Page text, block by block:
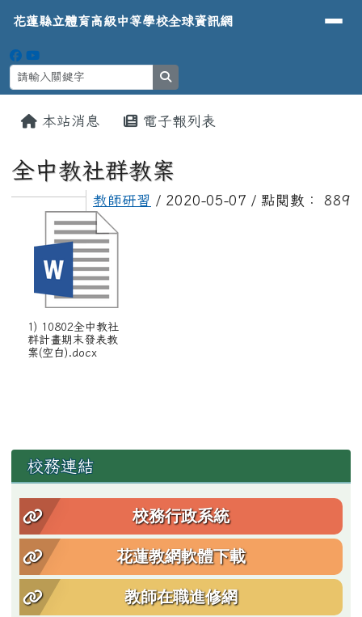
花蓮縣立體育高級中等學校全球資
導覽列
花蓮縣立體育高級中等學校全球資訊網
本站消息 電子報列表
全中教社群教案
教師研習 / 2020-05-07 / 點閱數： 889
1) 10802全中教社
群計畫期末發表教
案(空白).docx
左邊區域內容
校務連結
校務行政系統
花蓮教網軟體下載
教師在職進修網